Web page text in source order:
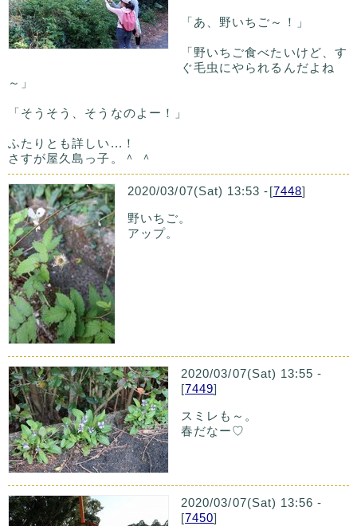
「あ、野いちご～！」
「野いちご食べたいけど、す
ぐ毛虫にやられるんだよね
～」
「そうそう、そうなのよー！」
ふたりとも詳しい...！
さすが屋久島っ子。＾ ＾
2020/03/07(Sat) 13:53 -[7448]
野いちご。
アップ。
2020/03/07(Sat) 13:55 -
[7449]
スミレも～。
春だなー♡
2020/03/07(Sat) 13:56 -
[7450]